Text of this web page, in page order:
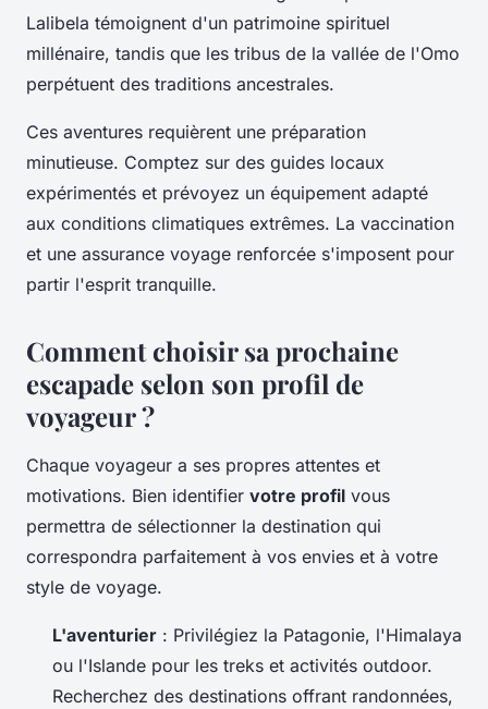
Lalibela témoignent d'un patrimoine spirituel
millénaire, tandis que les tribus de la vallée de l'Omo
perpétuent des traditions ancestrales.
Ces aventures requièrent une préparation
minutieuse. Comptez sur des guides locaux
expérimentés et prévoyez un équipement adapté
aux conditions climatiques extrêmes. La vaccination
et une assurance voyage renforcée s'imposent pour
partir l'esprit tranquille.
Comment choisir sa prochaine
escapade selon son profil de
voyageur ?
Chaque voyageur a ses propres attentes et
motivations. Bien identifier votre profil vous
permettra de sélectionner la destination qui
correspondra parfaitement à vos envies et à votre
style de voyage.
L'aventurier : Privilégiez la Patagonie, l'Himalaya
ou l'Islande pour les treks et activités outdoor.
Recherchez des destinations offrant randonnées,